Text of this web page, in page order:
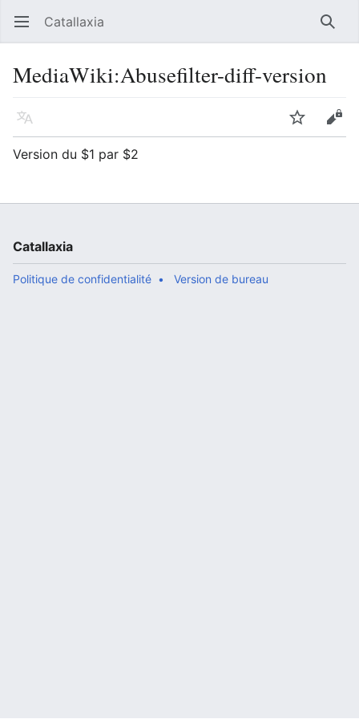
Ouvrir le menu principal Catallaxia
MediaWiki:Abusefilter-diff-version
Langue Suivre
Version du $1 par $2
Catallaxia
Politique de confidentialité Version de bureau